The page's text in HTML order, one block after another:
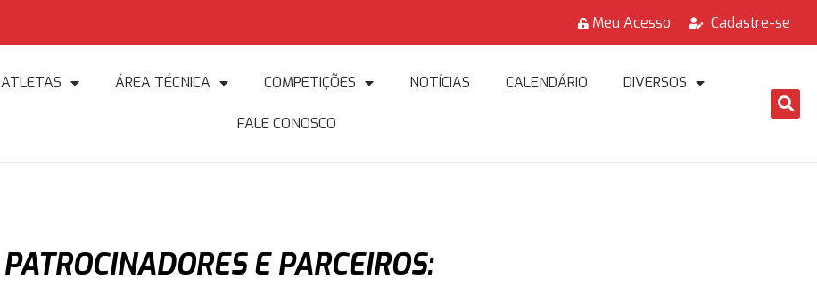
Meu Acesso Cadastre-se
ATLETAS ÁREA TÉCNICA COMPETIÇÕES NOTÍCIAS CALENDÁRIO DIVERSOS
FALE CONOSCO
PATROCINADORES E PARCEIROS: